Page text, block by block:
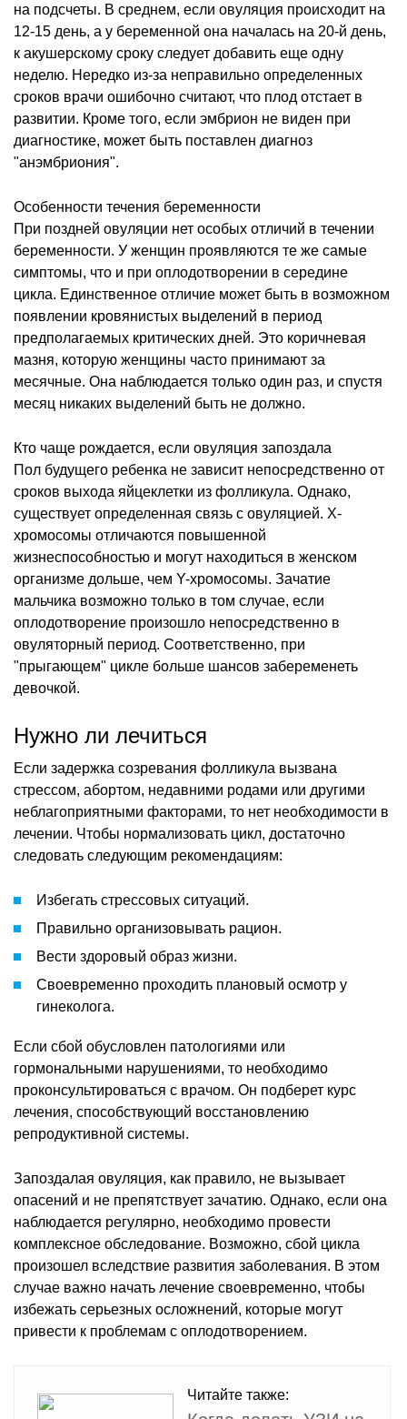
на подсчеты. В среднем, если овуляция происходит на
12-15 день, а у беременной она началась на 20-й день,
к акушерскому сроку следует добавить еще одну
неделю. Нередко из-за неправильно определенных
сроков врачи ошибочно считают, что плод отстает в
развитии. Кроме того, если эмбрион не виден при
диагностике, может быть поставлен диагноз
"анэмбриония".
Особенности течения беременности
При поздней овуляции нет особых отличий в течении
беременности. У женщин проявляются те же самые
симптомы, что и при оплодотворении в середине
цикла. Единственное отличие может быть в возможном
появлении кровянистых выделений в период
предполагаемых критических дней. Это коричневая
мазня, которую женщины часто принимают за
месячные. Она наблюдается только один раз, и спустя
месяц никаких выделений быть не должно.
Кто чаще рождается, если овуляция запоздала
Пол будущего ребенка не зависит непосредственно от
сроков выхода яйцеклетки из фолликула. Однако,
существует определенная связь с овуляцией. Х-
хромосомы отличаются повышенной
жизнеспособностью и могут находиться в женском
организме дольше, чем Y-хромосомы. Зачатие
мальчика возможно только в том случае, если
оплодотворение произошло непосредственно в
овуляторный период. Соответственно, при
"прыгающем" цикле больше шансов забеременеть
девочкой.
Нужно ли лечиться
Если задержка созревания фолликула вызвана
стрессом, абортом, недавними родами или другими
неблагоприятными факторами, то нет необходимости в
лечении. Чтобы нормализовать цикл, достаточно
следовать следующим рекомендациям:
Избегать стрессовых ситуаций.
Правильно организовывать рацион.
Вести здоровый образ жизни.
Своевременно проходить плановый осмотр у
гинеколога.
Если сбой обусловлен патологиями или
гормональными нарушениями, то необходимо
проконсультироваться с врачом. Он подберет курс
лечения, способствующий восстановлению
репродуктивной системы.
Запоздалая овуляция, как правило, не вызывает
опасений и не препятствует зачатию. Однако, если она
наблюдается регулярно, необходимо провести
комплексное обследование. Возможно, сбой цикла
произошел вследствие развития заболевания. В этом
случае важно начать лечение своевременно, чтобы
избежать серьезных осложнений, которые могут
привести к проблемам с оплодотворением.
Читайте также: